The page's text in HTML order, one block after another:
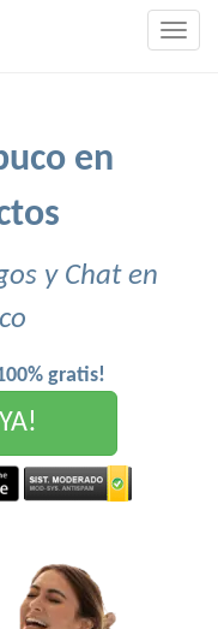
en
y Chat en
gratis!